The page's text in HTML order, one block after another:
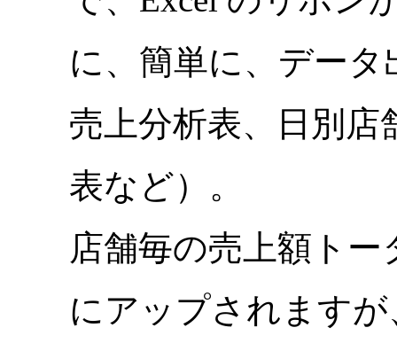
に、簡単に、デー
売上分析表、日別店
表など）。
店舗毎の売上額ト
にアップされます